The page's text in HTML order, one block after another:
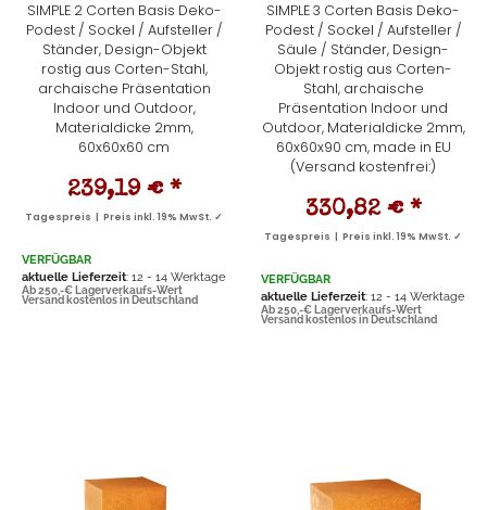
SIMPLE 2 Corten Basis Deko-
Podest / Sockel / Aufsteller /
Ständer, Design-Objekt
rostig aus Corten-Stahl,
archaische Präsentation
Indoor und Outdoor,
Materialdicke 2mm,
60x60x60 cm
239,19 € *
Tagespreis | Preis inkl. 19% MwSt. ✓
VERFÜGBAR
aktuelle Lieferzeit: 12 - 14 Werktage
Ab 250,-€ Lagerverkaufs-Wert
Versand kostenlos in Deutschland
SIMPLE 3 Corten Basis Deko-
Podest / Sockel / Aufsteller /
Säule / Ständer, Design-
Objekt rostig aus Corten-
Stahl, archaische
Präsentation Indoor und
Outdoor, Materialdicke 2mm,
60x60x90 cm, made in EU
(Versand kostenfrei:)
330,82 € *
Tagespreis | Preis inkl. 19% MwSt. ✓
VERFÜGBAR
aktuelle Lieferzeit: 12 - 14 Werktage
Ab 250,-€ Lagerverkaufs-Wert
Versand kostenlos in Deutschland